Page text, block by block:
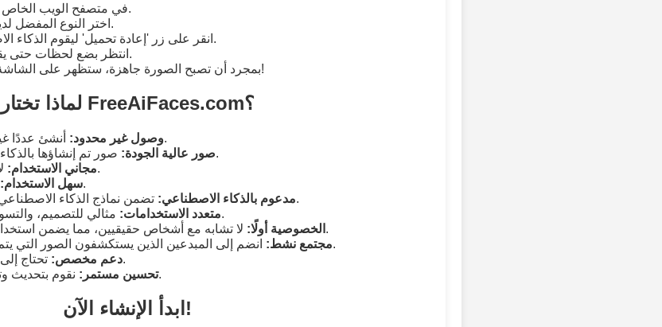
افتح FreeAiFaces.com في متصفح الويب الخاص بك.
اختر النوع المفضل لديك: صورة كاملة، ذكر أو أنثى.
انقر على زر 'إعادة تحميل' ليقوم الذكاء الاصطناعي بإنشاء شخص فريد.
انتظر بضع لحظات حتى يقوم الذكاء الاصطناعي بعمله.
بمجرد أن تصبح الصورة جاهزة، ستظهر على الشاشة—انقر على 'تحميل' لحفظها!
لماذا تختار FreeAiFaces.com؟
وصول غير محدود:أنشئ عددًا غير محدود من الصور كما تريد.
صور عالية الجودة:صور تم إنشاؤها بالذكاء الاصطناعي بتفاصيل واقعية.
مجاني الاستخدام:لا توجد تكاليف مخفية أو قيود.
سهل الاستخدام:واجهة بسيطة وسهلة التنقل.
مدعوم بالذكاء الاصطناعي:تضمن نماذج الذكاء الاصطناعي المتقدمة نتائج فائقة الجودة.
متعدد الاستخدامات:مثالي للتصميم، والتسويق، ورواية القصص، والمزيد.
الخصوصية أولًا: لا تشابه مع أشخاص حقيقيين، مما يضمن استخدامًا أخلاقيًا للذكاء الاصطناعي.
مجتمع نشط:انضم إلى المبدعين الذين يستكشفون الصور التي يتم إنشاؤها بالذكاء الاصطناعي.
دعم مخصص:تحتاج إلى مساعدة؟ نحن هنا من أجلك.
تحسين مستمر:نقوم بتحديث وتحسين منصتنا بشكل منتظم.
ابدأ الإنشاء الآن!